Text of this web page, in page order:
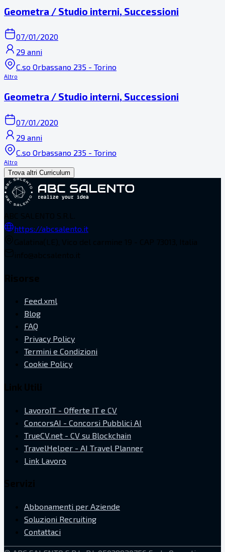
Geometra / Studio interni, Successioni
07/01/2020
29 anni
C.so Orbassano 235 - Torino
Altro
Geometra / Studio interni, Successioni
07/01/2020
29 anni
C.so Orbassano 235 - Torino
Altro
Trova altri Curriculum
https://abcsalento.it
Feed.xml
Blog
FAQ
Privacy Policy
Termini e Condizioni
Cookie Policy
LavoroIT - Offerte IT e CV
ConcorsAI - Concorsi Pubblici AI
TrueCV.net - CV su Blockchain
TravelHelper - AI Travel Planner
Link Lavoro
Abbonamenti per Aziende
Soluzioni Recruiting
Contattaci